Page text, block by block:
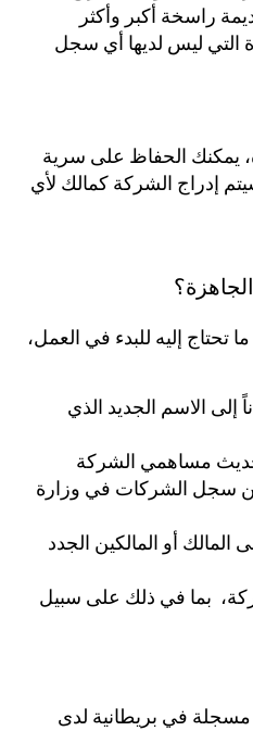
راسخة أكبر وأكثر
التي ليس لديها أي سجل
يمكنك الحفاظ على سرية
إدراج الشركة كمالك لأي
تحتاج إليه للبدء في العمل،
إلى الاسم الجديد الذي
مساهمي الشركة
سجل الشركات في وزارة
المالك أو المالكين الجدد
بما في ذلك على سبيل
مسجلة في بريطانية لدى